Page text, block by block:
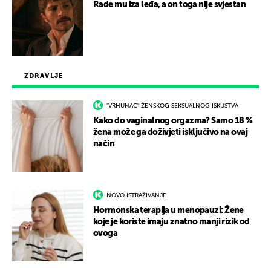
ZDRAVLJE
"VRHUNAC" ŽENSKOG SEKSUALNOG ISKUSTVA
Kako do vaginalnog orgazma? Samo 18 %
žena može ga doživjeti isključivo na ovaj
način
NOVO ISTRAŽIVANJE
Hormonska terapija u menopauzi: Žene
koje je koriste imaju znatno manji rizik od
ovoga
Rade mu iza leđa, a on toga nije svjestan